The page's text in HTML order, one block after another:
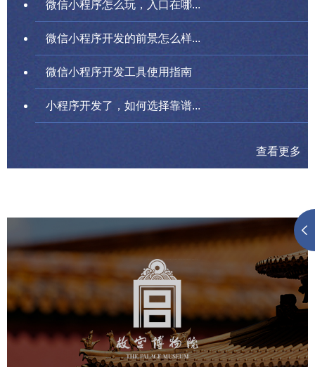
微信小程序怎么玩，入口在哪...
微信小程序开发的前景怎么样...
微信小程序开发工具使用指南
小程序开发了，如何选择靠谱...
查看更多
故宫博物院
文化艺术 博物馆 智慧博物馆
博物馆网站建设
景区网站建设
文创商城 万能专题 网站代运营